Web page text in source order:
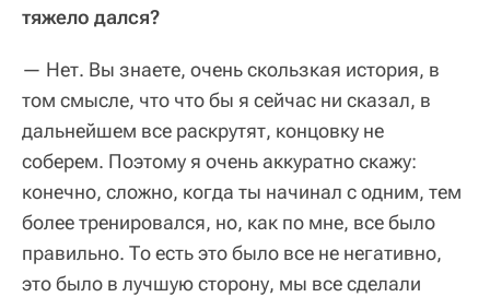
тяжело дался?
— Нет. Вы знаете, очень скользкая история, в
том смысле, что что бы я сейчас ни сказал, в
дальнейшем все раскрутят, концовку не
соберем. Поэтому я очень аккуратно скажу:
конечно, сложно, когда ты начинал с одним, тем
более тренировался, но, как по мне, все было
правильно. То есть это было все не негативно,
это было в лучшую сторону, мы все сделали